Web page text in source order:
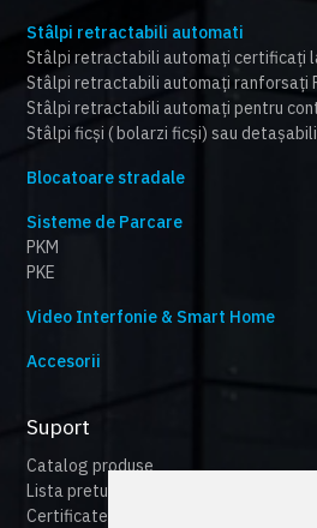
Stâlpi retractabili automati
Stâlpi retractabili automați certificați
Stâlpi retractabili automați ranforsați
Stâlpi retractabili automați pentru
Stâlpi ficși ( bolarzi ficși) sau detașabili
Blocatoare stradale
Sisteme de Parcare
PKM
PKE
Video Interfonie & Smart Home
Accesorii
Suport
Catalog produse
Lista preturi
Certificate